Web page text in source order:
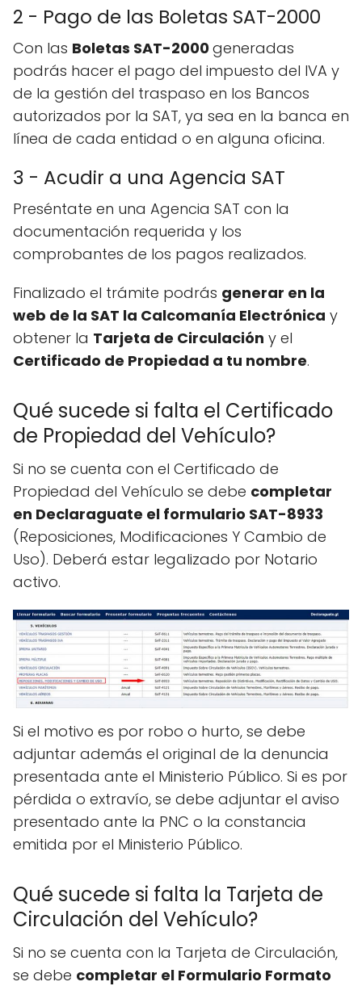
2 - Pago de las Boletas SAT-2000
Con las Boletas SAT-2000generadas
podrás hacer el pago del impuesto del IVA y
de la gestión del traspaso en los Bancos
autorizados por la SAT, ya sea en la banca en
línea de cada entidad o en alguna oficina.
3 - Acudir a una Agencia SAT
Preséntate en una Agencia SAT con la
documentación requerida y los
comprobantes de los pagos realizados.
Finalizado el trámite podrás generar en la
web de la SAT la Calcomanía Electrónica y
obtener la Tarjeta de Circulación y el
Certificado de Propiedad a tu nombre.
Qué sucede si falta el Certificado
de Propiedad del Vehículo?
Si no se cuenta con el Certificado de
Propiedad del Vehículo se debe completar
en Declaraguate el formulario SAT-8933
(Reposiciones, Modificaciones Y Cambio de
Uso). Deberá estar legalizado por Notario
activo.
Si el motivo es por robo o hurto, se debe
adjuntar además el original de la denuncia
presentada ante el Ministerio Público. Si es por
pérdida o extravío, se debe adjuntar el aviso
presentado ante la PNC o la constancia
emitida por el Ministerio Público.
Qué sucede si falta la Tarjeta de
Circulación del Vehículo?
Si no se cuenta con la Tarjeta de Circulación,
se debe completar el Formulario Formato